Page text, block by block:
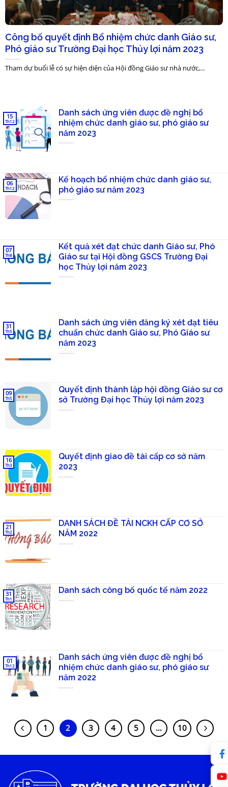
Công bố quyết định Bổ nhiệm chức danh Giáo sư,
Phó giáo sư Trường Đại học Thủy lợi năm 2023
Tham dự buổi lễ có sự hiện diện của Hội đồng Giáo sư nhà nước,...
Danh sách ứng viên được đề nghị bổ
nhiệm chức danh giáo sư, phó giáo sư
năm 2023
15
Th12
Kế hoạch bổ nhiệm chức danh giáo sư,
phó giáo sư năm 2023
06
Th12
Kết quả xét đạt chức danh Giáo sư, Phó
Giáo sư tại Hội đồng GSCS Trường Đại
học Thủy lợi năm 2023
07
Th8
Danh sách ứng viên đăng ký xét đạt tiêu
chuẩn chức danh Giáo sư, Phó Giáo sư
năm 2023
31
Th5
Quyết định thành lập hội đồng Giáo sư cơ
sở Trường Đại học Thủy lợi năm 2023
09
Th5
Quyết định giao đề tài cấp cơ sở năm
2023
16
Th3
DANH SÁCH ĐỀ TÀI NCKH CẤP CƠ SỞ
NĂM 2022
21
Th2
Danh sách công bố quốc tế năm 2022
31
Th1
Danh sách ứng viên được đề nghị bổ
nhiệm chức danh giáo sư, phó giáo sư
năm 2022
01
Th12
1 2 3 4 5 … 10